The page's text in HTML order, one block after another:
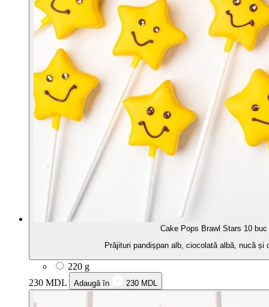
Cake Pops Brawl Stars 10 buc
Prăjituri pandișpan alb, ciocolată albă, nucă și
220 g
230 MDL
Adaugă în 230 MDL